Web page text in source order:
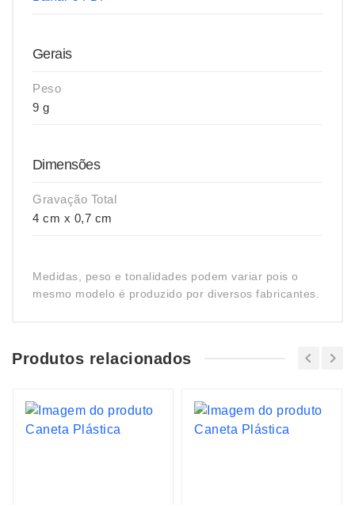
Gerais
Peso
9 g
Dimensões
Gravação Total
4 cm x 0,7 cm
Medidas, peso e tonalidades podem variar pois o
mesmo modelo é produzido por diversos fabricantes.
Produtos relacionados